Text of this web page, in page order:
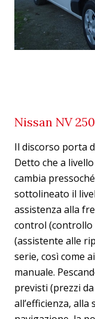
Nissan NV
Il discorso porta
Detto che a
cambia
sottolineato il
assistenza alla
control (controllo
(assistente alle
serie, così come
manuale.
previsti (prezzi
all’efficienza,